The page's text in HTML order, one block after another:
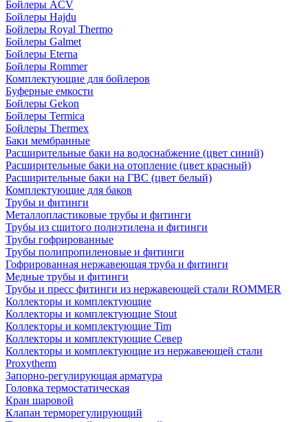
Бойлеры ACV
Бойлеры Hajdu
Бойлеры Royal Thermo
Бойлеры Galmet
Бойлеры Eterna
Бойлеры Rommer
Комплектующие для бойлеров
Буферные емкости
Бойлеры Gekon
Бойлеры Termica
Бойлеры Thermex
Баки мембранные
Расширительные баки на водоснабжение (цвет синий)
Расширительные баки на отопление (цвет красный)
Расширительные баки на ГВС (цвет белый)
Комплектующие для баков
Трубы и фитинги
Металлопластиковые трубы и фитинги
Трубы из сшитого полиэтилена и фитинги
Трубы гофрированные
Трубы полипропиленовые и фитинги
Гофрированная нержавеющая труба и фитинги
Медные трубы и фитинги
Трубы и пресс фитинги из нержавеющей стали ROMMER
Коллекторы и комплектующие
Коллекторы и комплектующие Stout
Коллекторы и комплектующие Tim
Коллекторы и комплектующие Север
Коллекторы и комплектующие из нержавеющей стали
Proxytherm
Запорно-регулирующая арматура
Головка термостатическая
Кран шаровой
Клапан терморегулирующий